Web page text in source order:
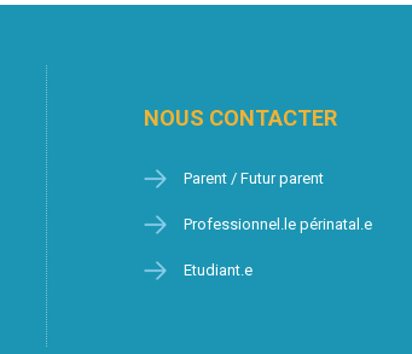
NOUS CONTACTER
Parent / Futur parent
Professionnel.le périnatal.e
Etudiant.e